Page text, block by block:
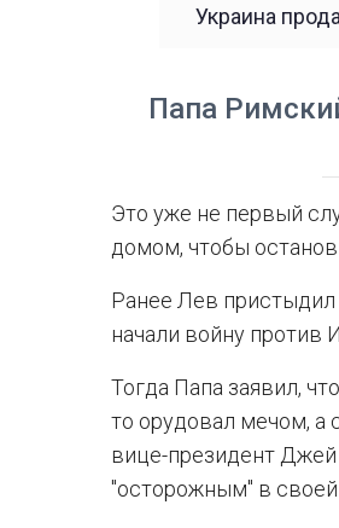
Украина
Папа
Это уже не первый
домом, чтобы
Ранее Лев
начали войну против
Тогда Папа заявил,
то орудовал мечом, а
вице-президент
"осторожным" в своей